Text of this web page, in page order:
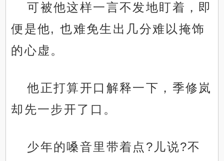
可被他这样一言不发地盯着，即
便是他, 也难免生出几分难以掩饰
的心虚。
他正打算开口解释一下，季修岚
却先一步开了口。
少年的嗓音里带着点?儿说?不